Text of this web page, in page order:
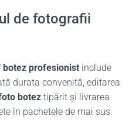
de fotografii
profesionist include
durata convenită, editarea
botez tipărit și livrarea
în pachetele de mai sus.